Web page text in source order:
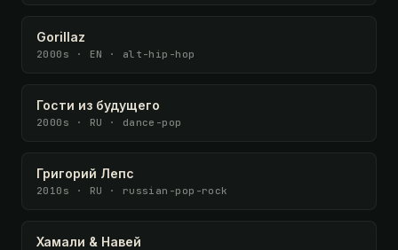
Gorillaz
2000s · EN · alt-hip-hop
Гости из будущего
2000s · RU · dance-pop
Григорий Лепс
2010s · RU · russian-pop-rock
Хамали & Навей